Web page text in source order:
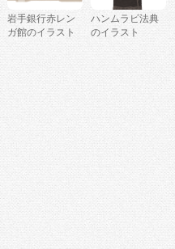
岩手銀行赤レン
ガ館のイラスト
ハンムラビ法典
のイラスト